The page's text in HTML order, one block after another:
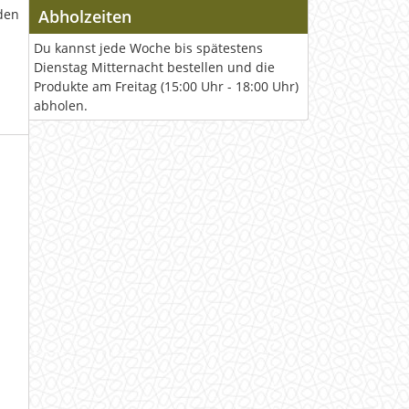
Abholzeiten
Du kannst jede Woche bis spätestens
Dienstag Mitternacht bestellen und die
Produkte am Freitag (15:00 Uhr - 18:00 Uhr)
abholen.